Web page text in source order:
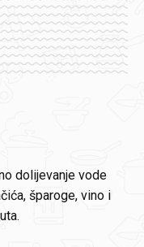
dolijevanje vode
šparoge, vino i